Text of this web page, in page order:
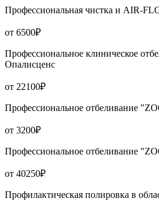
Профессиональная чистка и AIR-
от 6500₽
Профессиональное клиническое
Опалисценс
от 22100₽
Профессиональное отбеливание
от 3200₽
Профессиональное отбеливание
от 40250₽
Профилактическая полировка в